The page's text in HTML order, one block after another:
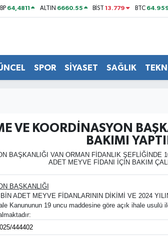
64,4811 ALTIN 6660.55 BİST13.779 BTC
SPOR SİYASET SAĞLIK
VE KOORDİNASYON
BAKIMI
BAŞKANLIĞI VAN ORMAN FİDANLIK
ADET MEYVE FİDANI İÇİN BAKIM
BAŞKANLIĞI
ADET MEYVE FİDANLARININ DİKİMİ VE 2024
Kanununun 19 uncu maddesine göre açık ihale
444402